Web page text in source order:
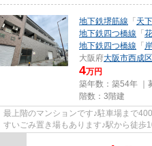
地下鉄堺筋線 「 天
地下鉄四つ橋線 「
地下鉄四つ橋線 「
大阪府大阪市西成区
4万円
築年数：築54年 ｜
階数：3階建
最上階のマンションです♪駐車場まで
すいごみ置き場もあります♪駅から徒歩